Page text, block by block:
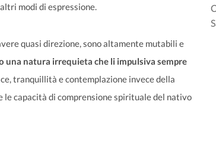
modi di espressione.
quasi direzione, sono altamente mutabili e
una natura irrequieta che li impulsiva sempre
tranquillità e contemplazione invece della
le capacità di comprensione spirituale del nativo